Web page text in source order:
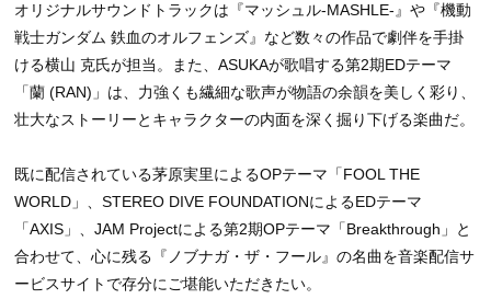
オリジナルサウンドトラックは『マッシュル-MASHLE-』や『機動
戦士ガンダム 鉄血のオルフェンズ』など数々の作品で劇伴を手掛
ける横山 克氏が担当。また、ASUKAが歌唱する第2期EDテーマ
「蘭 (RAN)」は、力強くも繊細な歌声が物語の余韻を美しく彩り、
壮大なストーリーとキャラクターの内面を深く掘り下げる楽曲だ。
既に配信されている茅原実里によるOPテーマ「FOOL THE
WORLD」、STEREO DIVE FOUNDATIONによるEDテーマ
「AXIS」、JAM Projectによる第2期OPテーマ「Breakthrough」と
合わせて、心に残る『ノブナガ・ザ・フール』の名曲を音楽配信サ
ービスサイトで存分にご堪能いただきたい。